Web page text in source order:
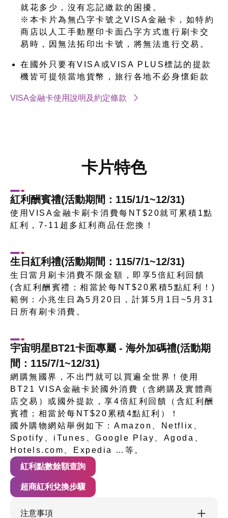
就花多少，沒有忘記繳款的困擾。
※本卡片為無凸字卡號之VISA金融卡，如特約
商店以人工手動壓印卡面凸字方式進行刷卡交
易時，因無法拓印出卡號，將無法進行交易。
在國外只要有VISA或VISA PLUS標誌的提款
機皆可提領當地貨幣，旅行各地不必身懷鉅款
VISA金融卡使用說明及約定條款
卡片特色
紅利酬賓禮(活動期間：115/1/1~12/31)
使用VISA金融卡刷卡消費每NT$20就可累積1點
紅利，7-11超多紅利商品任您換！
生日紅利禮(活動期間：115/7/1~12/31)
生日當月刷卡消費不限金額，即享5倍紅利回饋
(含紅利酬賓禮；相當於每NT$20累積5點紅利！)
範例：小兆生日為5月20日，計算5月1日~5月31
日所有刷卡消費。
宇宙明星BT21卡面專屬 - 海外加碼禮(活動期
間：115/7/1~12/31)
網購無國界，不出門就可以買遍全世界！使用
BT21 VISA金融卡於國外消費（含網購及實體商
店交易）或國外提款，享4倍紅利回饋（含紅利酬
賓禮；相當於每NT$20累積4點紅利）！
國外購物網站舉例如下：Amazon、Netflix、
Spotify、iTunes、Google Play、Agoda、
Hotels.com、Expedia …等。
紅利點數餘額查詢
超商紅利兌換步驟
注意事項